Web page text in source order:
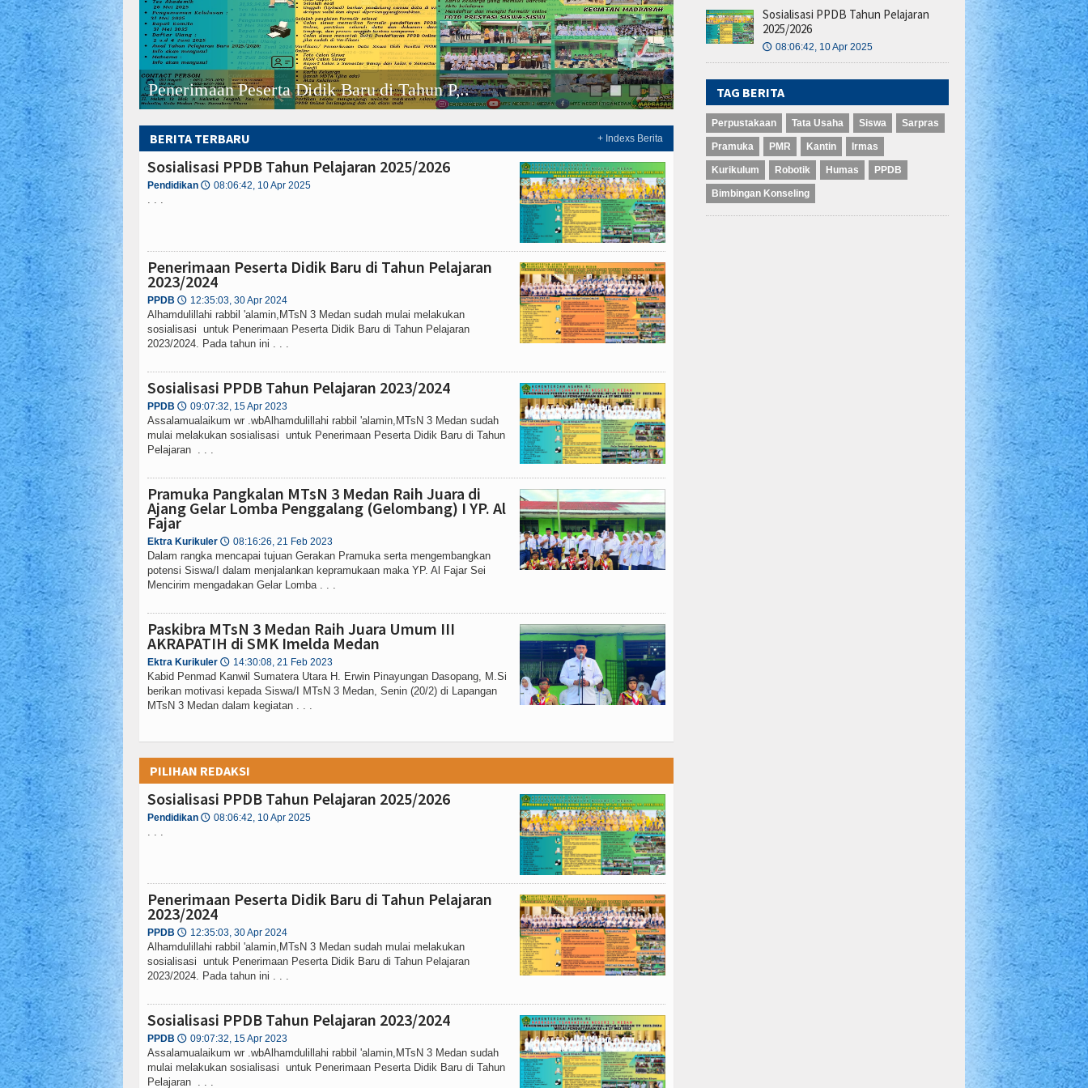
Penerimaan Peserta Didik Baru di Tahun P,.. Sosialisasi PPDB Tahun Pelajaran 2023/20,..
+ Indexs Berita
BERITA TERBARU
Sosialisasi PPDB Tahun Pelajaran 2025/2026
Pendidikan 🕔 08:06:42, 10 Apr 2025
. . .
Penerimaan Peserta Didik Baru di Tahun Pelajaran
2023/2024
PPDB 🕔 12:35:03, 30 Apr 2024
Alhamdulillahi rabbil 'alamin,MTsN 3 Medan sudah mulai melakukan
sosialisasi untuk Penerimaan Peserta Didik Baru di Tahun Pelajaran
2023/2024. Pada tahun ini . . .
Sosialisasi PPDB Tahun Pelajaran 2023/2024
PPDB 🕔 09:07:32, 15 Apr 2023
Assalamualaikum wr .wbAlhamdulillahi rabbil 'alamin,MTsN 3 Medan sudah
mulai melakukan sosialisasi untuk Penerimaan Peserta Didik Baru di Tahun
Pelajaran . . .
Pramuka Pangkalan MTsN 3 Medan Raih Juara di
Ajang Gelar Lomba Penggalang (Gelombang) I YP. Al
Fajar
Ektra Kurikuler 🕔 08:16:26, 21 Feb 2023
Dalam rangka mencapai tujuan Gerakan Pramuka serta mengembangkan
potensi Siswa/I dalam menjalankan kepramukaan maka YP. Al Fajar Sei
Mencirim mengadakan Gelar Lomba . . .
Paskibra MTsN 3 Medan Raih Juara Umum III
AKRAPATIH di SMK Imelda Medan
Ektra Kurikuler 🕔 14:30:08, 21 Feb 2023
Kabid Penmad Kanwil Sumatera Utara H. Erwin Pinayungan Dasopang, M.Si
berikan motivasi kepada Siswa/I MTsN 3 Medan, Senin (20/2) di Lapangan
MTsN 3 Medan dalam kegiatan . . .
PILIHAN REDAKSI
Sosialisasi PPDB Tahun Pelajaran 2025/2026
Pendidikan 🕔 08:06:42, 10 Apr 2025
. . .
Penerimaan Peserta Didik Baru di Tahun Pelajaran
2023/2024
PPDB 🕔 12:35:03, 30 Apr 2024
Alhamdulillahi rabbil 'alamin,MTsN 3 Medan sudah mulai melakukan
sosialisasi untuk Penerimaan Peserta Didik Baru di Tahun Pelajaran
2023/2024. Pada tahun ini . . .
Sosialisasi PPDB Tahun Pelajaran 2023/2024
PPDB 🕔 09:07:32, 15 Apr 2023
Assalamualaikum wr .wbAlhamdulillahi rabbil 'alamin,MTsN 3 Medan sudah
mulai melakukan sosialisasi untuk Penerimaan Peserta Didik Baru di Tahun
Pelajaran . . .
Sosialisasi PPDB Tahun Pelajaran
2025/2026
🕔 08:06:42, 10 Apr 2025
TAG BERITA
Perpustakaan Tata Usaha Siswa Sarpras
Pramuka PMR Kantin Irmas
Kurikulum Robotik Humas PPDB
Bimbingan Konseling